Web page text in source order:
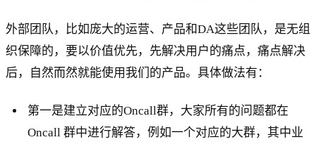
外部团队，比如庞大的运营、产品和DA这些团队，是无组
织保障的，要以价值优先，先解决用户的痛点，痛点解决
后，自然而然就能使用我们的产品。具体做法有：
第一是建立对应的Oncall群，大家所有的问题都在
Oncall 群中进行解答，例如一个对应的大群，其中业